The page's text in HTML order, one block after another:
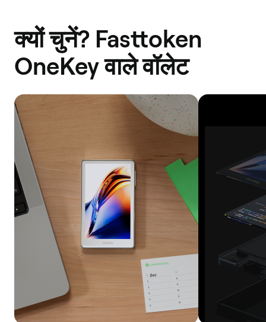
क्यों चुनें? Fasttoken
OneKey वाले वॉलेट